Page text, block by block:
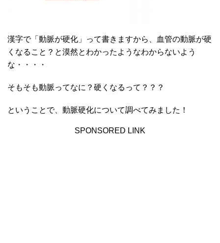
漢字で「動脈が硬化」って書きますから、血管の動脈が硬
くなること？と漠然とわかったようなわからないよう
な・・・・
そもそも動脈ってなに？硬くなるって？？？
ということで、動脈硬化について調べてみました！
SPONSORED LINK